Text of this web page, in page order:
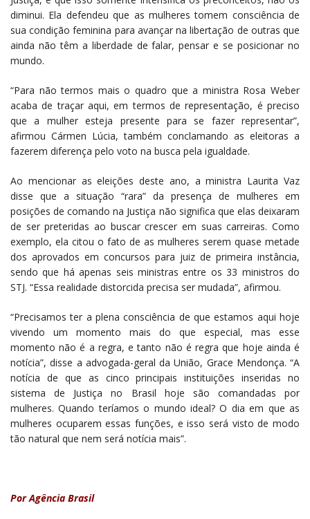
diminui. Ela defendeu que as mulheres tomem consciência de
sua condição feminina para avançar na libertação de outras que
ainda não têm a liberdade de falar, pensar e se posicionar no
mundo.
“Para não termos mais o quadro que a ministra Rosa Weber
acaba de traçar aqui, em termos de representação, é preciso
que a mulher esteja presente para se fazer representar”,
afirmou Cármen Lúcia, também conclamando as eleitoras a
fazerem diferença pelo voto na busca pela igualdade.
Ao mencionar as eleições deste ano, a ministra Laurita Vaz
disse que a situação “rara” da presença de mulheres em
posições de comando na Justiça não significa que elas deixaram
de ser preteridas ao buscar crescer em suas carreiras. Como
exemplo, ela citou o fato de as mulheres serem quase metade
dos aprovados em concursos para juiz de primeira instância,
sendo que há apenas seis ministras entre os 33 ministros do
STJ. “Essa realidade distorcida precisa ser mudada”, afirmou.
“Precisamos ter a plena consciência de que estamos aqui hoje
vivendo um momento mais do que especial, mas esse
momento não é a regra, e tanto não é regra que hoje ainda é
notícia”, disse a advogada-geral da União, Grace Mendonça. “A
notícia de que as cinco principais instituições inseridas no
sistema de Justiça no Brasil hoje são comandadas por
mulheres. Quando teríamos o mundo ideal? O dia em que as
mulheres ocuparem essas funções, e isso será visto de modo
tão natural que nem será notícia mais”.
Por Agência Brasil